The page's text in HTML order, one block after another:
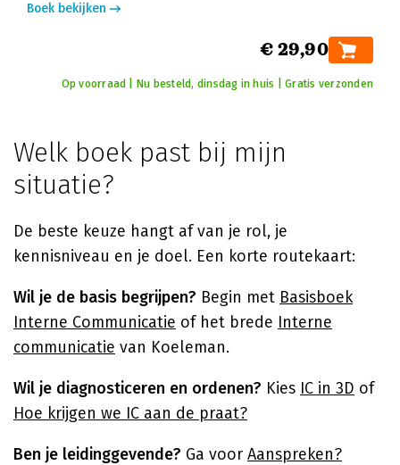
Boek bekijken
€ 29,90
Op voorraad | Nu besteld, dinsdag in huis | Gratis verzonden
Welk boek past bij mijn
situatie?
De beste keuze hangt af van je rol, je
kennisniveau en je doel. Een korte routekaart:
Wil je de basis begrijpen? Begin met Basisboek
Interne Communicatie of het brede Interne
communicatie van Koeleman.
Wil je diagnosticeren en ordenen? Kies IC in 3D of
Hoe krijgen we IC aan de praat?
Ben je leidinggevende? Ga voor Aanspreken?